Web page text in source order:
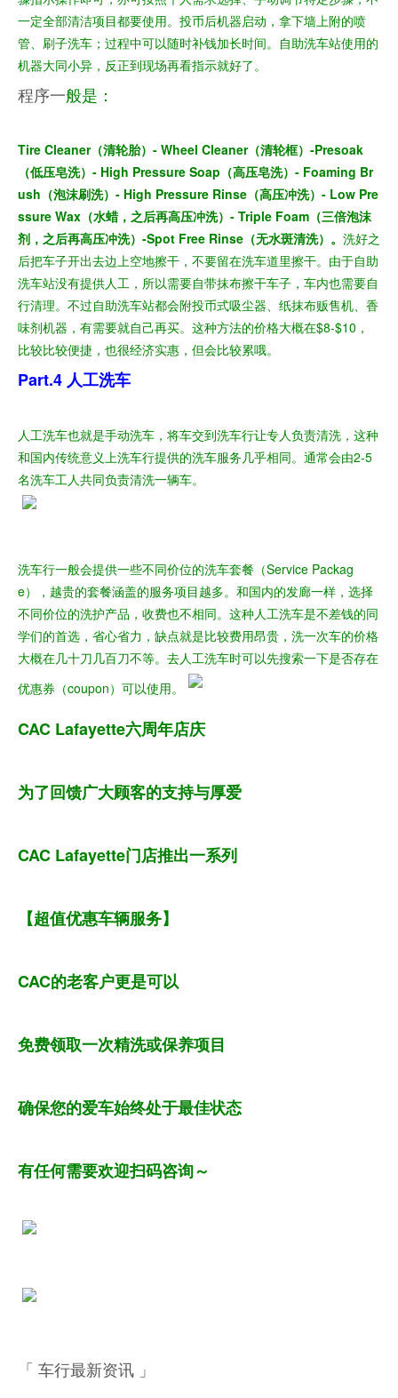
一定全部清洁项目都要使用。投币后机器启动，拿下墙上附的喷
管、刷子洗车；过程中可以随时补钱加长时间。 自助洗车站使用的
机器大同小异，反正到现场再看指示就好了。
程序一般是：
Tire Cleaner（清轮胎）- Wheel Cleaner（清轮框）-Presoak
（低压皂洗）- High Pressure Soap（高压皂洗）- Foaming Br
ush（泡沫刷洗）- High Pressure Rinse（高压冲洗）- Low Pre
ssure Wax（水蜡，之后再高压冲洗）- Triple Foam（三倍泡沫
剂，之后再高压冲洗）-Spot Free Rinse（无水斑清洗）。 洗好之
后把车子开出去边上空地擦干，不要留在洗车道里擦干。由于自助
洗车站没有提供人工，所以需要自带抹布擦干车子，车内也需要自
行清理。不过自助洗车站都会附投币式吸尘器、纸抹布贩售机、香
味剂机器，有需要就自己再买。 这种方法的价格大概在$8-$10，
比较比较便捷，也很经济实惠，但会比较累哦。
Part.4 人工洗车
人工洗车也就是手动洗车，将车交到洗车行让专人负责清洗，这种
和国内传统意义上洗车行提供的洗车服务几乎相同。通常会由2-5
名洗车工人共同负责清洗一辆车。
洗车行一般会提供一些不同价位的洗车套餐（Service Packag
e），越贵的套餐涵盖的服务项目越多。和国内的发廊一样，选择
不同价位的洗护产品，收费也不相同。 这种人工洗车是不差钱的同
学们的首选，省心省力，缺点就是比较费用昂贵，洗一次车的价格
大概在几十刀几百刀不等。去人工洗车时可以先搜索一下是否存在
优惠券（coupon）可以使用。
CAC Lafayette六周年店庆
为了回馈广大顾客的支持与厚爱
CAC Lafayette门店推出一系列
【超值优惠车辆服务】
CAC的老客户更是可以
免费领取一次精洗或保养项目
确保您的爱车始终处于最佳状态
有任何需要欢迎扫码咨询～
「 车行最新资讯 」